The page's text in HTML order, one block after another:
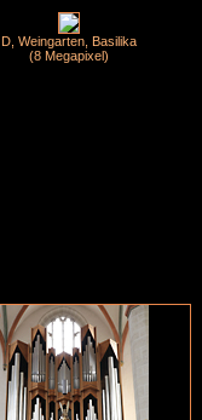
D, Weingarten, Basilika
(8 Megapixel)